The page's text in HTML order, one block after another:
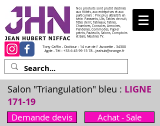
Nos produits sont plutôt destinés
aux hôtels, aux entreprises et aux
particuliers : Prix plus attractifs en
série. Paravents, Lits, Tables de nuit,
Têtes de lit, Tableaux, Tables,
Chambres, Consoles, Armoires,
Penderies, Commodes, Papier
peints, Fauteuils, Salons, Comptoirs
et Bars, Meubles TV.
Tony Caffin - Occitour : 14 rue de l' Avocette - 34300
Agde - Tél : +33 6 45 99 15 78- jeahub@orange.fr
Salon "Triangulation" bleu : LIGNE
171-19
Demande devis Achat - Sale